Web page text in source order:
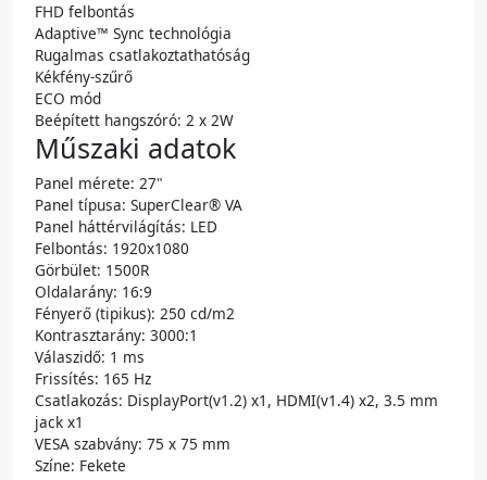
FHD felbontás
Adaptive™ Sync technológia
Rugalmas csatlakoztathatóság
Kékfény-szűrő
ECO mód
Beépített hangszóró: 2 x 2W
Műszaki adatok
Panel mérete: 27"
Panel típusa: SuperClear® VA
Panel háttérvilágítás: LED
Felbontás: 1920x1080
Görbület: 1500R
Oldalarány: 16:9
Fényerő (tipikus): 250 cd/m2
Kontrasztarány: 3000:1
Válaszidő: 1 ms
Frissítés: 165 Hz
Csatlakozás: DisplayPort(v1.2) x1, HDMI(v1.4) x2, 3.5 mm
jack x1
VESA szabvány: 75 x 75 mm
Színe: Fekete